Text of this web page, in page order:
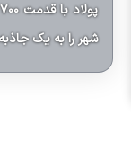
شهر را به یک